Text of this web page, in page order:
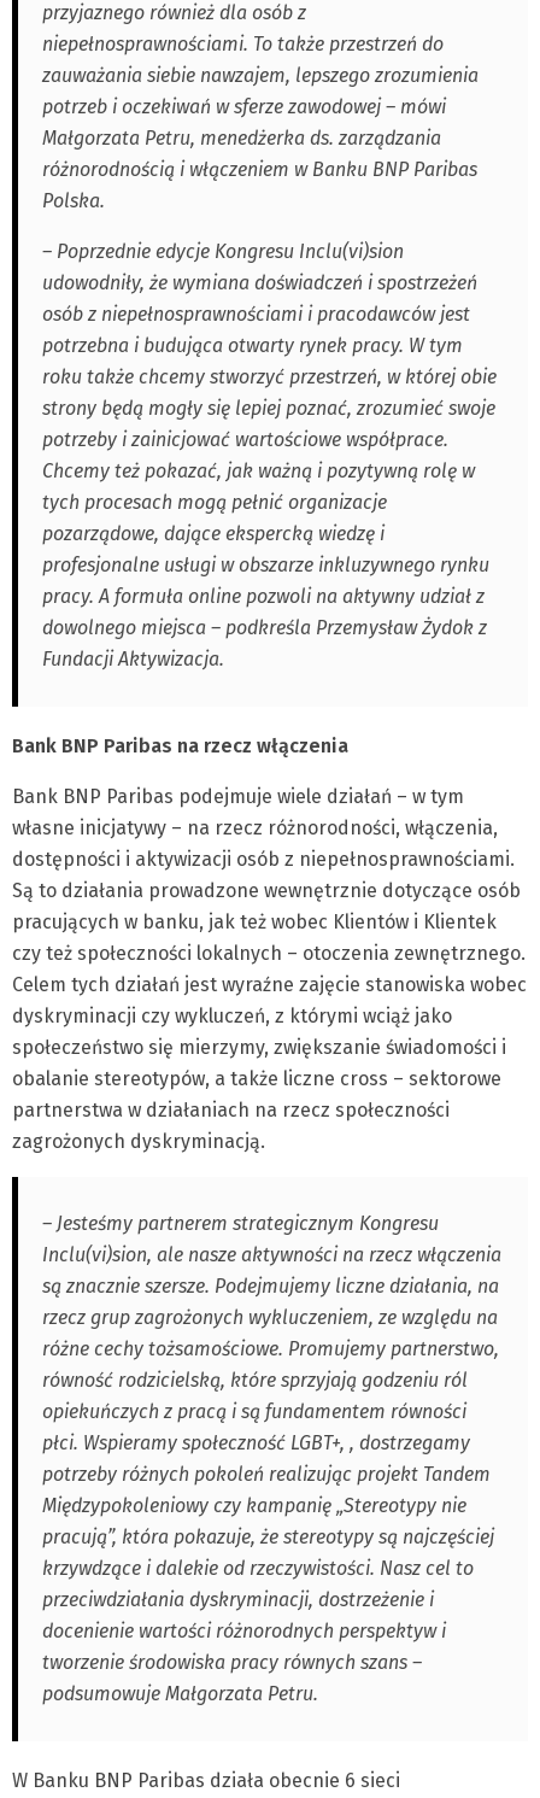
przyjaznego również dla osób z
niepełnosprawnościami. To także przestrzeń do
zauważania siebie nawzajem, lepszego zrozumienia
potrzeb i oczekiwań w sferze zawodowej – mówi
Małgorzata Petru, menedżerka ds. zarządzania
różnorodnością i włączeniem w Banku BNP Paribas
Polska.
– Poprzednie edycje Kongresu Inclu(vi)sion
udowodniły, że wymiana doświadczeń i spostrzeżeń
osób z niepełnosprawnościami i pracodawców jest
potrzebna i budująca otwarty rynek pracy. W tym
roku także chcemy stworzyć przestrzeń, w której obie
strony będą mogły się lepiej poznać, zrozumieć swoje
potrzeby i zainicjować wartościowe współprace.
Chcemy też pokazać, jak ważną i pozytywną rolę w
tych procesach mogą pełnić organizacje
pozarządowe, dające ekspercką wiedzę i
profesjonalne usługi w obszarze inkluzywnego rynku
pracy. A formuła online pozwoli na aktywny udział z
dowolnego miejsca – podkreśla Przemysław Żydok z
Fundacji Aktywizacja.
Bank BNP Paribas na rzecz włączenia
Bank BNP Paribas podejmuje wiele działań – w tym
własne inicjatywy – na rzecz różnorodności, włączenia,
dostępności i aktywizacji osób z niepełnosprawnościami.
Są to działania prowadzone wewnętrznie dotyczące osób
pracujących w banku, jak też wobec Klientów i Klientek
czy też społeczności lokalnych – otoczenia zewnętrznego.
Celem tych działań jest wyraźne zajęcie stanowiska wobec
dyskryminacji czy wykluczeń, z którymi wciąż jako
społeczeństwo się mierzymy, zwiększanie świadomości i
obalanie stereotypów, a także liczne cross – sektorowe
partnerstwa w działaniach na rzecz społeczności
zagrożonych dyskryminacją.
– Jesteśmy partnerem strategicznym Kongresu
Inclu(vi)sion, ale nasze aktywności na rzecz włączenia
są znacznie szersze. Podejmujemy liczne działania, na
rzecz grup zagrożonych wykluczeniem, ze względu na
różne cechy tożsamościowe. Promujemy partnerstwo,
równość rodzicielską, które sprzyjają godzeniu ról
opiekuńczych z pracą i są fundamentem równości
płci. Wspieramy społeczność LGBT+, , dostrzegamy
potrzeby różnych pokoleń realizując projekt Tandem
Międzypokoleniowy czy kampanię „Stereotypy nie
pracują”, która pokazuje, że stereotypy są najczęściej
krzywdzące i dalekie od rzeczywistości. Nasz cel to
przeciwdziałania dyskryminacji, dostrzeżenie i
docenienie wartości różnorodnych perspektyw i
tworzenie środowiska pracy równych szans –
podsumowuje Małgorzata Petru.
W Banku BNP Paribas działa obecnie 6 sieci